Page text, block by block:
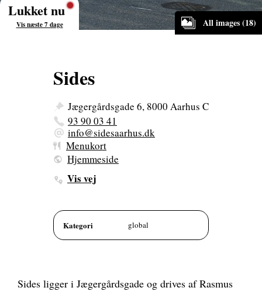
All images (18)
Lukket nu
Vis næste 7 dage
Sides
Jægergårdsgade 6, 8000 Aarhus C
93 90 03 41
info@sidesaarhus.dk
Menukort
Hjemmeside
Vis vej
Kategori global
Sides ligger i Jægergårdsgade og drives af Rasmus